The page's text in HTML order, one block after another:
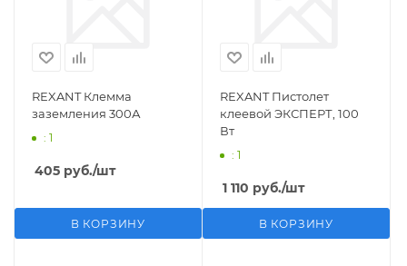
REXANT Клемма
заземления 300А
: 1
405 руб./шт
В КОРЗИНУ
REXANT Пистолет
клеевой ЭКСПЕРТ, 100
Вт
: 1
1 110 руб./шт
В КОРЗИНУ